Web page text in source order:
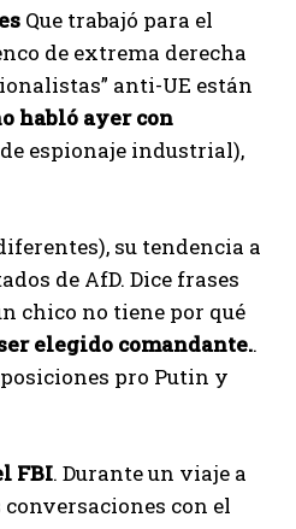
Que trabajó para el
de extrema derecha
anti-UE están
habló ayer con
espionaje industrial),
su tendencia a
de AfD. Dice frases
chico no tiene por qué
elegido comandante..
pro Putin y
FBI. Durante un viaje a
con el